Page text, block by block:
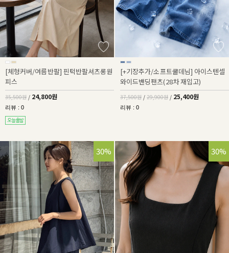
[체형커버/여름반팔] 핀턱반팔셔츠롱원
피스
35,500원 / 24,800원
리뷰 : 0
[+기장추가/소프트쿨데님] 아이스텐셀
와이드밴딩팬츠(28차 재입고)
37,500원 / 29,900원 / 25,400원
리뷰 : 0
30% 30%